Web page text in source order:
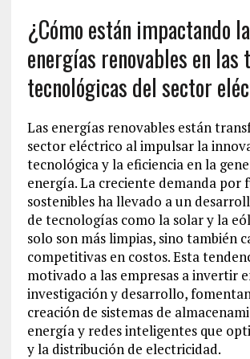
¿Cómo están impactando
energías renovables en las
tecnológicas del sector
Las energías renovables están
sector eléctrico al impulsar la
tecnológica y la eficiencia en la
energía. La creciente demanda por
sostenibles ha llevado a un
de tecnologías como la solar y la
solo son más limpias, sino también
competitivas en costos. Esta
motivado a las empresas a invertir
investigación y desarrollo,
creación de sistemas de
energía y redes inteligentes que
y la distribución de electricidad.